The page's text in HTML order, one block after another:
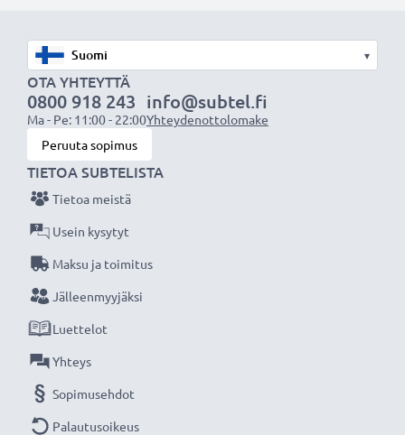
Kapasiteetti
Jännite: 1.2V
Teknologia : NiMH
CELLONIC vaihtoakku - korkeaa laatua edulliseen
hintaan.
★3 vuoden takuu
Olemme vuonna 2004 perustettu kansainvälinen
siksi tarjoamme 36 kuukauden takuun!
▾
OTA YHTEYTTÄ
0800 918 243
Ma - Pe: 11:00 - 22:00
info@subtel.fi
Yhteydenottolomake
Peruuta sopimus
TIETOA SUBTELISTA
Tietoa meistä
Usein kysytyt
Maksu ja toimitus
Jälleenmyyjäksi
Luettelot
Yhteys
Sopimusehdot
Palautusoikeus